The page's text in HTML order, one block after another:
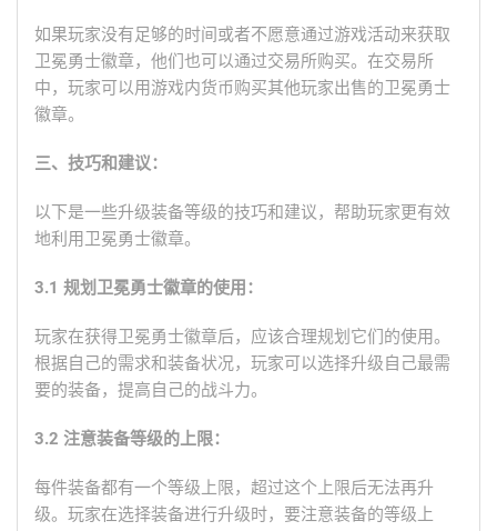
如果玩家没有足够的时间或者不愿意通过游戏活动来获取
卫冕勇士徽章，他们也可以通过交易所购买。在交易所
中，玩家可以用游戏内货币购买其他玩家出售的卫冕勇士
徽章。
三、技巧和建议：
以下是一些升级装备等级的技巧和建议，帮助玩家更有效
地利用卫冕勇士徽章。
3.1 规划卫冕勇士徽章的使用：
玩家在获得卫冕勇士徽章后，应该合理规划它们的使用。
根据自己的需求和装备状况，玩家可以选择升级自己最需
要的装备，提高自己的战斗力。
3.2 注意装备等级的上限：
每件装备都有一个等级上限，超过这个上限后无法再升
级。玩家在选择装备进行升级时，要注意装备的等级上